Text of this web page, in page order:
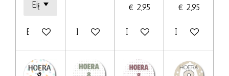
Bekijk details In winkelwagen
€ 2,95
In winkelwagen
€ 2,95
In